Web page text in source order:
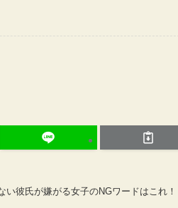
い彼氏が嫌がる女子のNGワードはこれ！